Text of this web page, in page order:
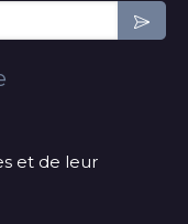
et de leur